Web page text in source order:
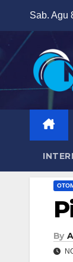
content
Sab. Agu
By